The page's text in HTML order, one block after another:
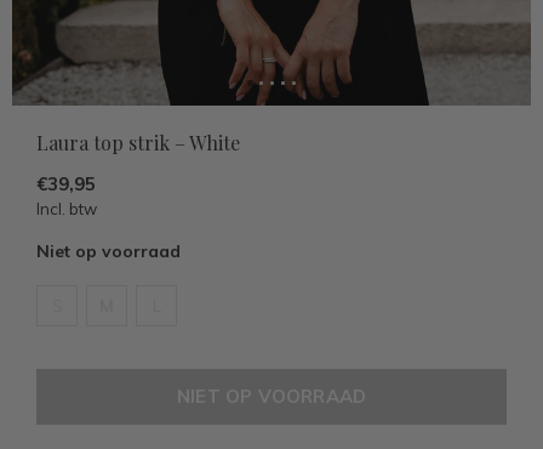
Laura top strik – White
€39,95
Incl. btw
Niet op voorraad
NIET OP VOORRAAD